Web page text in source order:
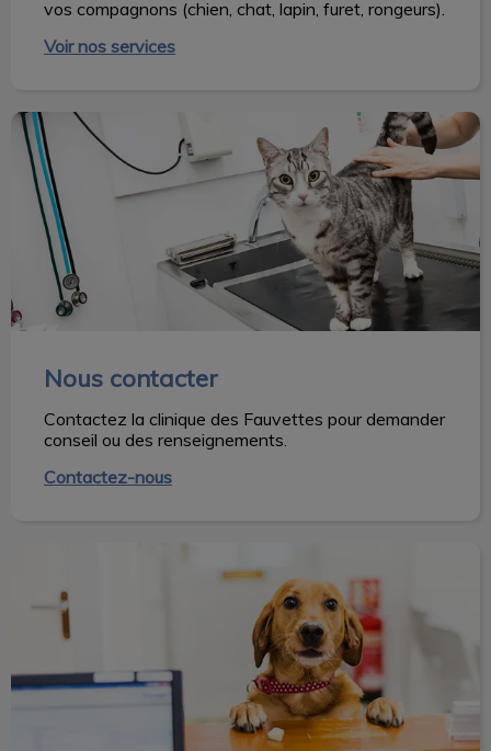
vos compagnons (chien, chat, lapin, furet, rongeurs).
Voir nos services
Nous contacter
Nous contacter
Contactez la clinique des Fauvettes pour demander
conseil ou des renseignements.
Contactez-nous